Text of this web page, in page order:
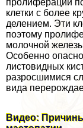
пролиферации
клетки с более
делением. Эти
поэтому
молочной
Особенно
листовидных
разросшимися
вида
Видео: